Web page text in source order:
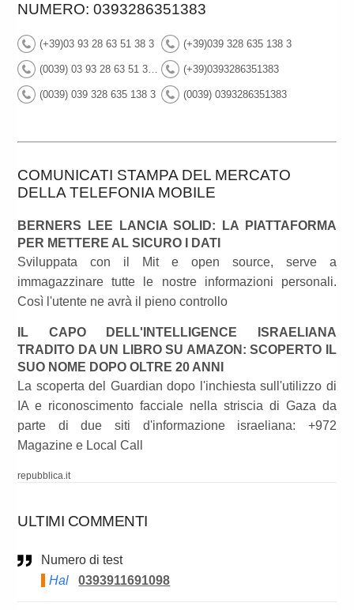
NUMERO: 0393286351383
(+39)03 93 28 63 51 38 3 (+39)039 328 635 138 3
(0039) 03 93 28 63 51 38 3 (+39)0393286351383
(0039) 039 328 635 138 3 (0039) 0393286351383
COMUNICATI STAMPA DEL MERCATO
DELLA TELEFONIA MOBILE
BERNERS LEE LANCIA SOLID: LA PIATTAFORMA
PER METTERE AL SICURO I DATI
Sviluppata con il Mit e open source, serve a
immagazzinare tutte le nostre informazioni personali.
Così l'utente ne avrà il pieno controllo
IL CAPO DELL'INTELLIGENCE ISRAELIANA
TRADITO DA UN LIBRO SU AMAZON: SCOPERTO IL
SUO NOME DOPO OLTRE 20 ANNI
La scoperta del Guardian dopo l'inchiesta sull'utilizzo di
IA e riconoscimento facciale nella striscia di Gaza da
parte di due siti d'informazione israeliana: +972
Magazine e Local Call
repubblica.it
ULTIMI COMMENTI
Numero di test
Hal
0393911691098